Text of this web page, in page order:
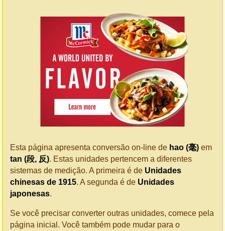
Esta página apresenta conversão on-line de hao (毫) em
tan (段, 反). Estas unidades pertencem a diferentes
sistemas de medição. A primeira é de Unidades
chinesas de 1915. A segunda é de Unidades
japonesas.
Se você precisar converter outras unidades, comece pela
página inicial. Você também pode mudar para o